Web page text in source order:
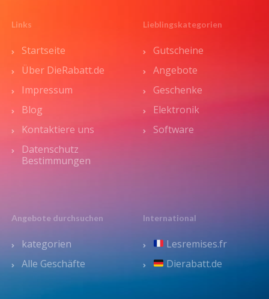
Links
Startseite
Über DieRabatt.de
Impressum
Blog
Kontaktiere uns
Datenschutz
Bestimmungen
Lieblingskategorien
Gutscheine
Angebote
Geschenke
Elektronik
Software
Angebote durchsuchen
kategorien
Alle Geschäfte
International
Lesremises.fr
Dierabatt.de